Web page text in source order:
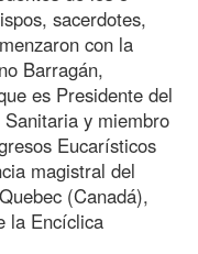
sacerdotes,
con la
Barragán,
es Presidente del
y miembro
Eucarísticos
magistral del
(Canadá),
la Encíclica